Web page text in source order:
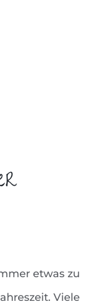
etwas zu
Viele